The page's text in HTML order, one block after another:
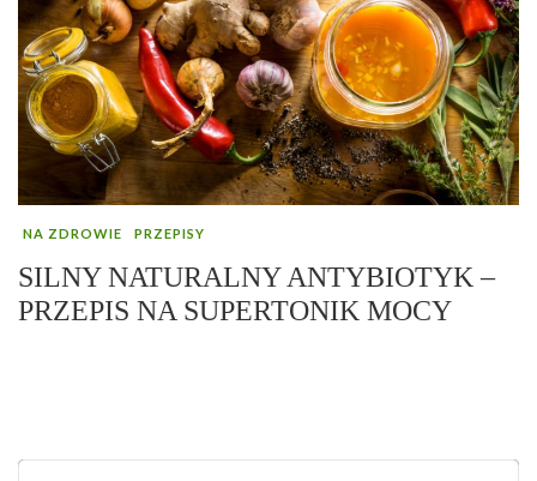
NA ZDROWIE PRZEPISY
SILNY NATURALNY ANTYBIOTYK –
PRZEPIS NA SUPERTONIK MOCY